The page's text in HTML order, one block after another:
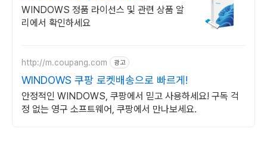
Windows 알리에서!
WINDOWS 정품 라이선스 및 관련 상품 알
리에서 확인하세요
http://m.coupang.com 광고
WINDOWS 쿠팡 로켓배송으로 빠르게!
안정적인 WINDOWS, 쿠팡에서 믿고 사용하세요! 구독 걱
정 없는 영구 소프트웨어, 쿠팡에서 만나보세요.